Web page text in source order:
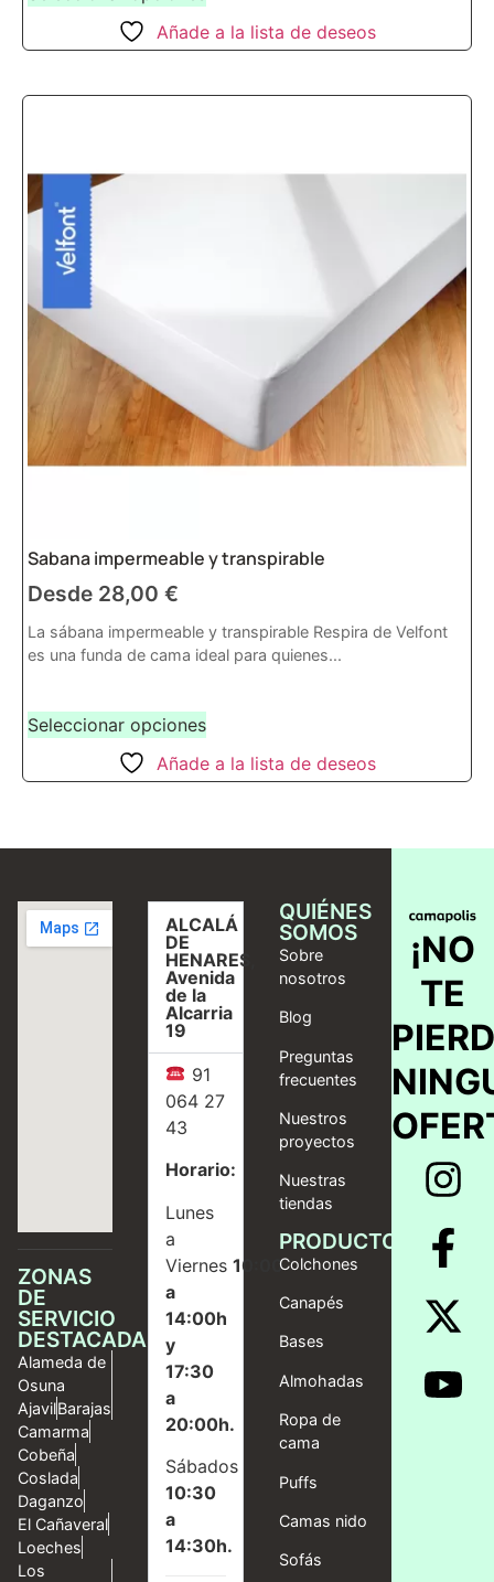
Añade a la lista de deseos
Sabana impermeable y transpirable
Desde 28,00 €
La sábana impermeable y transpirable Respira de Velfont
es una funda de cama ideal para quienes...
Seleccionar opciones
Añade a la lista de deseos
ZONAS
DE
SERVICIO
DESTACADAS
Alameda de
Osuna
AjavilBarajas
Camarma
Cobeña
Coslada
Daganzo
El Cañaveral
Loeches
Los
ALCALÁ
DE
HENARES,
Avenida
de la
Alcarria
19
91
064 27
43
Horario:
Lunes
a
Viernes10:00
a
14:00h
y
17:30
a
20:00h.
Sábados
10:30
a
14:30h.
QUIÉNES
SOMOS
Sobre
nosotros
Blog
Preguntas
frecuentes
Nuestros
proyectos
Nuestras
tiendas
PRODUCTOS
Colchones
Canapés
Bases
Almohadas
Ropa de
cama
Puffs
Camas nido
Sofás
¡NO
TE